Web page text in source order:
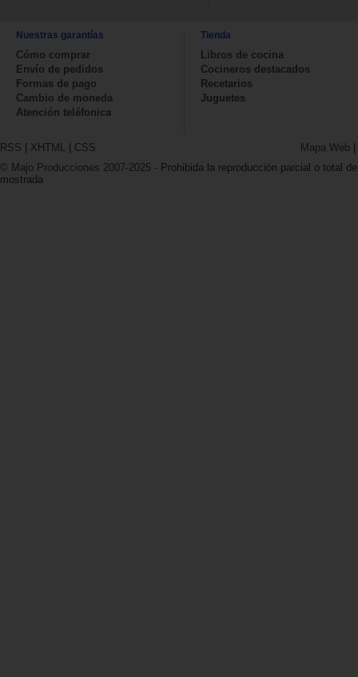
Nuestras garantías
Cómo comprar
Envío de pedidos
Formas de pago
Cambio de moneda
Atención teléfonica
Tienda
Libros de cocina
Cocineros destacados
Recetarios
Juguetes
RSS XHTML CSS Mapa Web
© Majo Producciones 2007-2025 - Prohibida la reproducción parcial o total
mostrada